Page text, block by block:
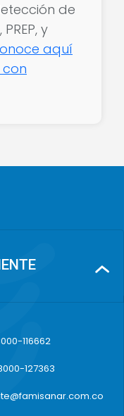
de
y
aquí
116662
127363